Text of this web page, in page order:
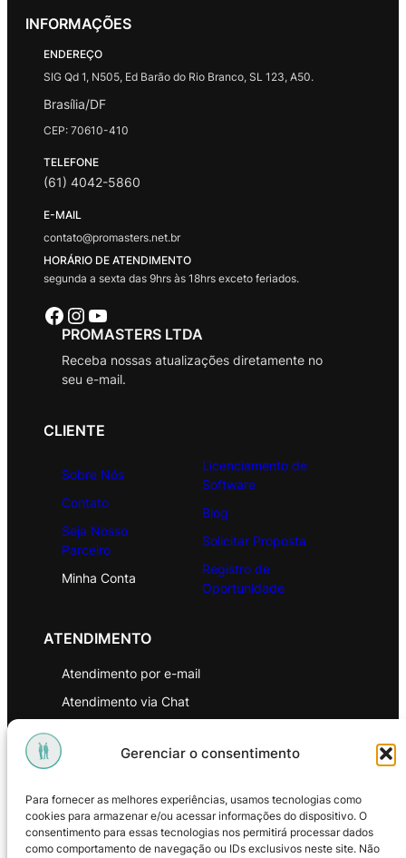
Gerenciar o consentimento
Para fornecer as melhores experiências, usamos tecnologias como
cookies para armazenar e/ou acessar informações do dispositivo. O
consentimento para essas tecnologias nos permitirá processar dados
como comportamento de navegação ou IDs exclusivos neste site. Não
INFORMAÇÕES
ENDEREÇO
SIG Qd 1, N505, Ed Barão do Rio Branco, SL 123, A50.
Brasília/DF
CEP: 70610-410
TELEFONE
(61) 4042-5860
E-MAIL
contato@promasters.net.br
HORÁRIO DE ATENDIMENTO
segunda a sexta das 9hrs às 18hrs exceto feriados.
Facebook Instagram Youtube
PROMASTERS LTDA
Receba nossas atualizações diretamente no
seu e-mail.
CLIENTE
Sobre Nós
Contato
Seja Nosso
Parceiro
Minha Conta
Licenciamento de
Software
Blog
Solicitar Proposta
Registro de
Oportunidade
ATENDIMENTO
Atendimento por e-mail
Atendimento via Chat
Política de Privacidade
Política de Troca e Devoluções